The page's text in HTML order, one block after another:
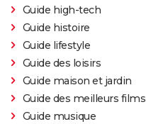
Guide high-tech
Guide histoire
Guide lifestyle
Guide des loisirs
Guide maison et jardin
Guide des meilleurs films
Guide musique